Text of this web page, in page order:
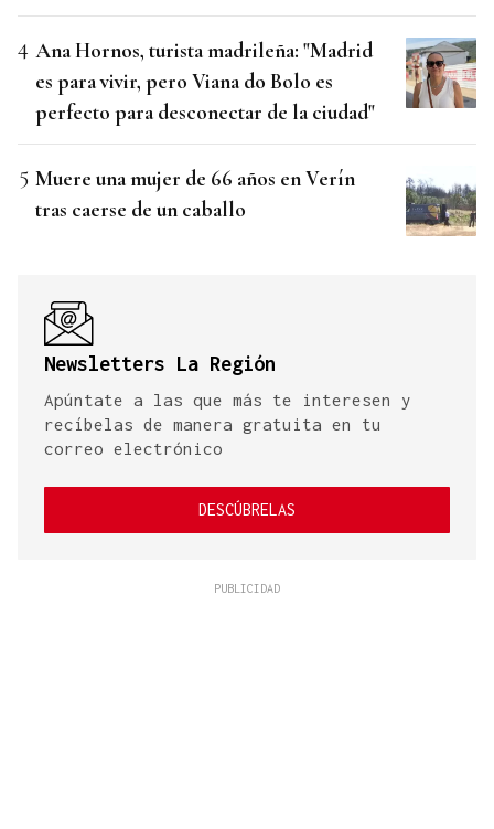
Ana Hornos, turista madrileña: "Madrid
es para vivir, pero Viana do Bolo es
perfecto para desconectar de la ciudad"
Muere una mujer de 66 años en Verín
tras caerse de un caballo
Newsletters La Región
Apúntate a las que más te interesen y
recíbelas de manera gratuita en tu
correo electrónico
DESCÚBRELAS